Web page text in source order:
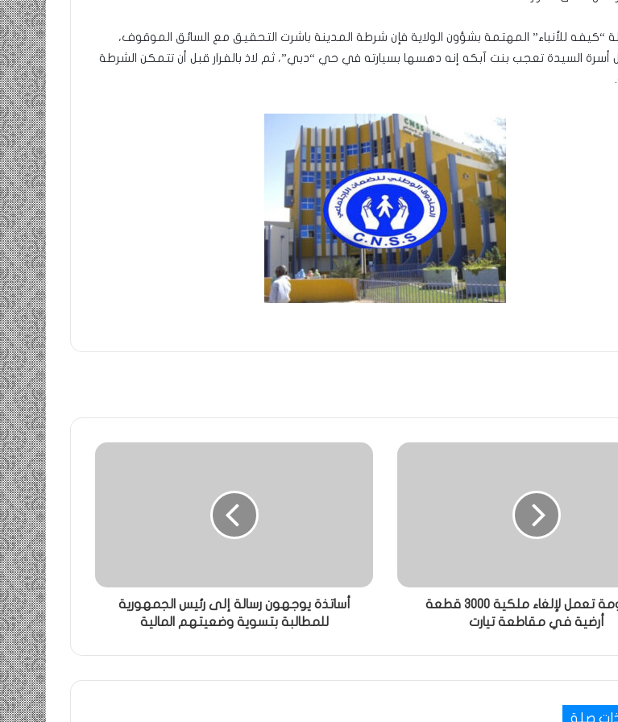
“كيفه للأنباء” المهتمة بشؤون الولاية فإن شرطة المدينة باشرت التحقيق مع السائق الموقوف،
أسرة السيدة تعجب بنت آبكه إنه دهسها بسيارته في حي “دبي”، ثم لاذ بالفرار قبل أن تتمكن الشرطة
الحكومة تعمل لإلغاء ملكية 3000 قطعة
أرضية في مقاطعة تيارت
أساتذة يوجهون رسالة إلى رئيس الجمهورية
للمطالبة بتسوية وضعيتهم المالية
صلة